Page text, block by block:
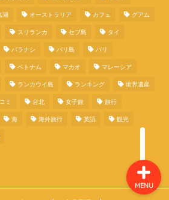
湖 オーストラリア カフェ グアム
スリランカ セブ島 タイ
バラナシ バリ島 パリ
ベトナム マカオ マレーシア
ランカウイ島 ランキング 世界遺産
ミ 台北 女子旅 旅行
海 海外旅行 英語 観光
MENU
旅行の体験談
旅行コラム
イタリア
スペイン